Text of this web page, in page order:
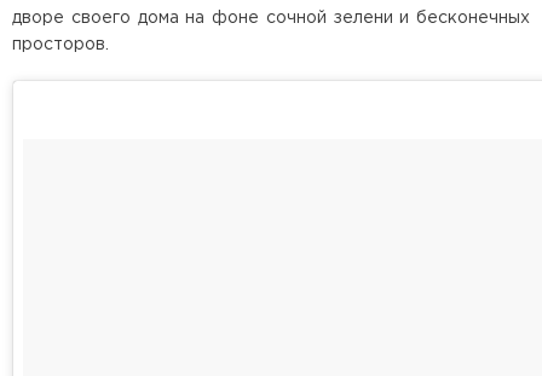
дворе своего дома на фоне сочной зелени и бесконечных
просторов.